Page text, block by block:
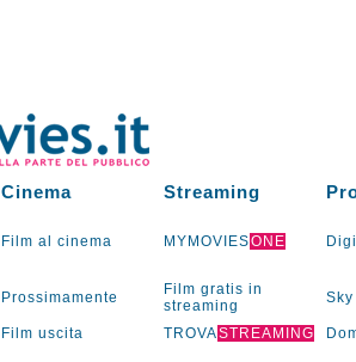
Cinema Streaming
Film al cinema MYMOVIESONE
Prossimamente
Film gratis in
streaming
Sky
Film uscita TROVASTREAMING